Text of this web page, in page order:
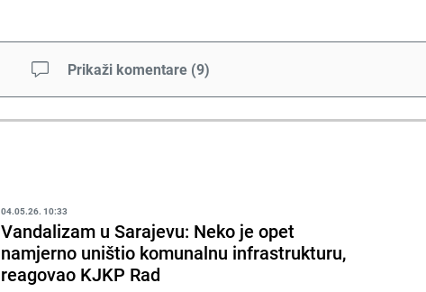
Prikaži komentare (9)
04.05.26. 10:33
Vandalizam u Sarajevu: Neko je opet
namjerno uništio komunalnu infrastrukturu,
reagovao KJKP Rad